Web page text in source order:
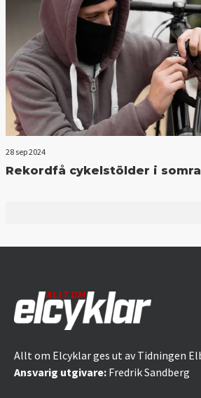
28 sep 2024
Rekordfå cykelstölder i
Allt om Elcyklar ges ut av Tidningen
Ansvarig utgivare: Fredrik Sandberg